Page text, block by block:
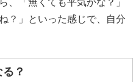
、「無くても平気かな？」
？」といった感じで、自分
？